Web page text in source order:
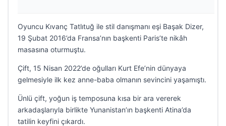
Oyuncu Kıvanç Tatlıtuğ ile stil danışmanı eşi Başak Dizer,
19 Şubat 2016’da Fransa’nın başkenti Paris’te nikâh
masasına oturmuştu.
Çift, 15 Nisan 2022’de oğulları Kurt Efe’nin dünyaya
gelmesiyle ilk kez anne-baba olmanın sevincini yaşamıştı.
Ünlü çift, yoğun iş temposuna kısa bir ara vererek
arkadaşlarıyla birlikte Yunanistan’ın başkenti Atina’da
tatilin keyfini çıkardı.